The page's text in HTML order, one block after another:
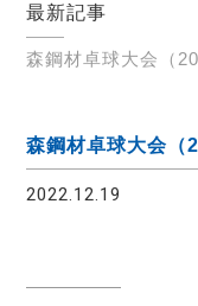
最新記事
森鋼材卓球大会（
森鋼材卓球大会（
2022.12.19